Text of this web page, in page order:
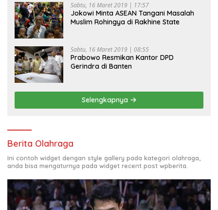
Sabtu, 16 Maret 2019 | 17:57
Jokowi Minta ASEAN Tangani Masalah
Muslim Rohingya di Rakhine State
Sabtu, 16 Maret 2019 | 08:55
Prabowo Resmikan Kantor DPD
Gerindra di Banten
Selengkapnya
Berita Olahraga
Ini contoh widget dengan style gallery pada kategori olahraga,
anda bisa mengaturnya pada widget recent post wpberita.